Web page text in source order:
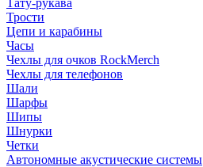
Тату-рукава
Трости
Цепи и карабины
Часы
Чехлы для очков RockMerch
Чехлы для телефонов
Шали
Шарфы
Шипы
Шнурки
Четки
Автономные акустические системы